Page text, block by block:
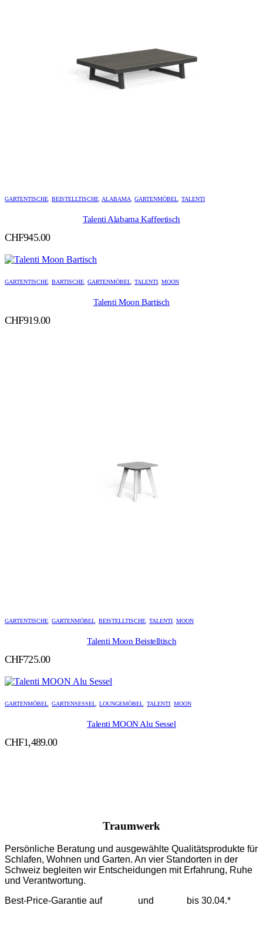
GARTENTISCHE BEISTELLTISCHE ALABAMA GARTENMÖBEL TALENTI
Talenti Alabama Kaffeetisch
CHF945.00
GARTENTISCHE BARTISCHE GARTENMÖBEL TALENTI MOON
Talenti Moon Bartisch
CHF919.00
GARTENTISCHE GARTENMÖBEL BEISTELLTISCHE TALENTI MOON
Talenti Moon Beistelltisch
CHF725.00
GARTENMÖBEL GARTENSESSEL LOUNGEMÖBEL TALENTI MOON
Talenti MOON Alu Sessel
CHF1,489.00
Traumwerk
Persönliche Beratung und ausgewählte Qualitätsprodukte für
Schlafen, Wohnen und Garten. An vier Standorten in der
Schweiz begleiten wir Entscheidungen mit Erfahrung, Ruhe
und Verantwortung.
Best-Price-Garantie auf
und
bis 30.04.*